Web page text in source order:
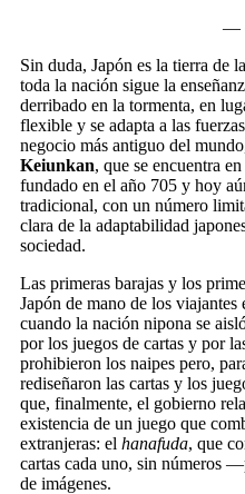
—
Sin duda, Japón es la tierra de
toda la nación sigue la
derribado en la tormenta, en
flexible y se adapta a las
negocio más antiguo del
Keiunkan, que se encuentra
fundado en el año 705 y hoy
tradicional, con un número
clara de la adaptabilidad
sociedad.
Las primeras barajas y los
Japón de mano de los viajantes
cuando la nación nipona se
por los juegos de cartas y por
prohibieron los naipes pero,
rediseñaron las cartas y los
que, finalmente, el gobierno
existencia de un juego que
extranjeras: el hanafuda, que
cartas cada uno, sin números
de imágenes.